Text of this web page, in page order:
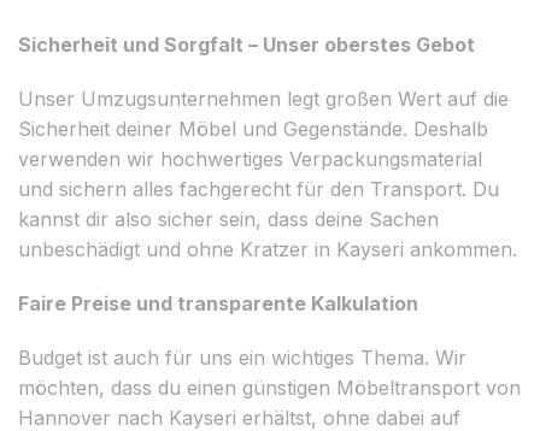
Sicherheit und Sorgfalt – Unser oberstes Gebot
Unser Umzugsunternehmen legt großen Wert auf die
Sicherheit deiner Möbel und Gegenstände. Deshalb
verwenden wir hochwertiges Verpackungsmaterial
und sichern alles fachgerecht für den Transport. Du
kannst dir also sicher sein, dass deine Sachen
unbeschädigt und ohne Kratzer in Kayseri ankommen.
Faire Preise und transparente Kalkulation
Budget ist auch für uns ein wichtiges Thema. Wir
möchten, dass du einen günstigen Möbeltransport von
Hannover nach Kayseri erhältst, ohne dabei auf